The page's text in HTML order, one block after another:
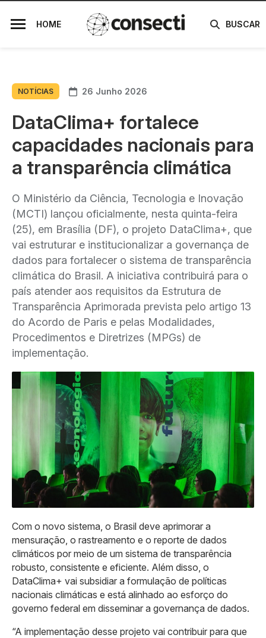
HOME BUSCAR
NOTÍCIAS 26 Junho 2026
DataClima+ fortalece
capacidades nacionais para
a transparência climática
O Ministério da Ciência, Tecnologia e Inovação
(MCTI) lançou oficialmente, nesta quinta-feira
(25), em Brasília (DF), o projeto DataClima+, que
vai estruturar e institucionalizar a governança de
dados para fortalecer o sistema de transparência
climática do Brasil. A iniciativa contribuirá para o
país atender aos requisitos da Estrutura de
Transparência Aprimorada prevista pelo artigo 13
do Acordo de Paris e pelas Modalidades,
Procedimentos e Diretrizes (MPGs) de
implementação.
Com o novo sistema, o Brasil deve aprimorar a
mensuração, o rastreamento e o reporte de dados
climáticos por meio de um sistema de transparência
robusto, consistente e eficiente. Além disso, o
DataClima+ vai subsidiar a formulação de políticas
nacionais climáticas e está alinhado ao esforço do
governo federal em disseminar a governança de dados.
“A implementação desse projeto vai contribuir para que